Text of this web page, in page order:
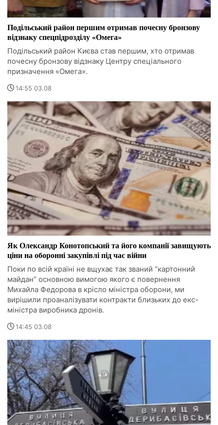
Подільський район першим отримав почесну бронзову
відзнаку спецпідрозділу «Омега»
Подільський район Києва став першим, хто отримав
почесну бронзову відзнаку Центру спеціального
призначення «Омега».
14:55 03.08
Як Олександр Конотопський та його компанії завищують
ціни на оборонні закупівлі під час війни
Поки по всій країні не вщухає так званий “картонний
майдан” основною вимогою якого є повернення
Михайла Федорова в крісло міністра оборони, ми
вирішили проаналізувати контракти близьких до екс-
міністра виробника дронів.
14:45 03.08